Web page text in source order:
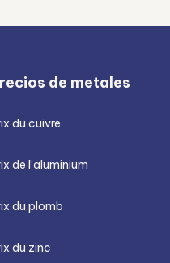
de metales
du cuivre
de l’aluminium
du plomb
du zinc